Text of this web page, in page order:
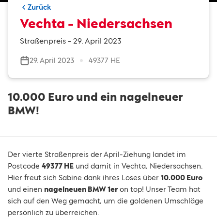
Zurück
Vechta - Niedersachsen
Straßenpreis - 29. April 2023
29. April 2023 49377 HE
10.000 Euro und ein nagelneuer
BMW!
Der vierte Straßenpreis der April-Ziehung landet im
Postcode 49377 HE und damit in Vechta, Niedersachsen.
Hier freut sich Sabine dank ihres Loses über 10.000 Euro
und einen nagelneuen BMW 1er on top! Unser Team hat
sich auf den Weg gemacht, um die goldenen Umschläge
persönlich zu überreichen.